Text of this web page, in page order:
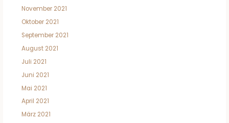
November 2021
Oktober 2021
September 2021
August 2021
Juli 2021
Juni 2021
Mai 2021
April 2021
März 2021